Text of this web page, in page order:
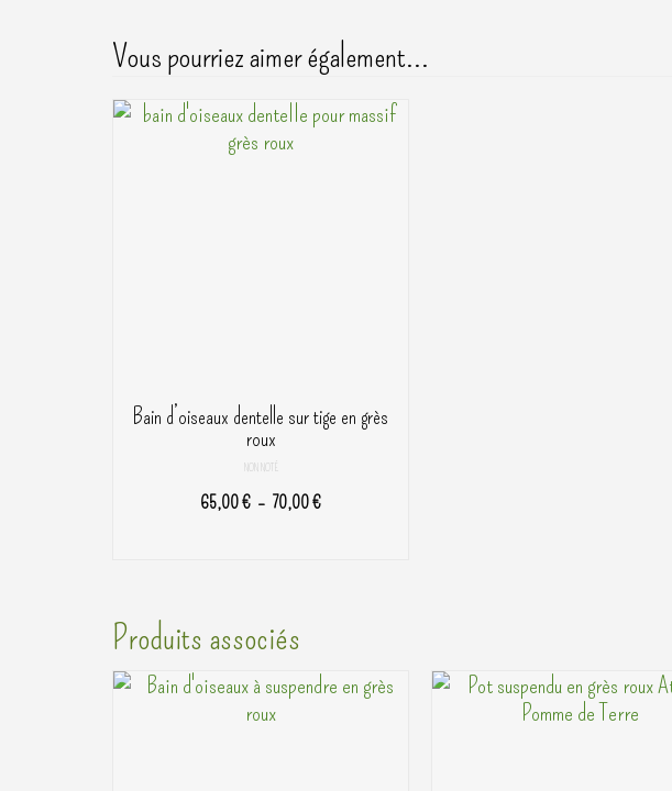
Vous pourriez aimer également…
Bain d’oiseaux dentelle sur tige en grès
roux
NON NOTÉ
65,00€ – 70,00€Plage
plusieurs
variations.
Les
Produits associés